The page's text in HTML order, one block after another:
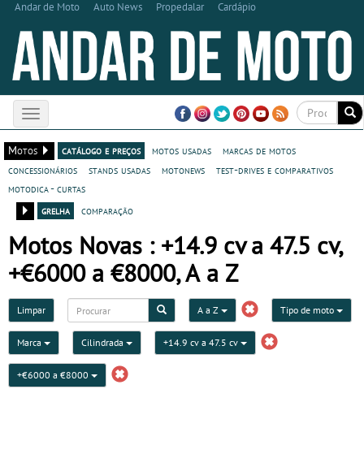
Andar de Moto Auto News Propedalar Cardápio
Toggle
navigation
Motos
catálogo e preços motos usadas
marcas de motos
concessionários
stands usadas motonews
test-drives e comparativos
motodica - curtas
grelha
comparação
Motos Novas : +14.9 cv a 47.5 cv,
+€6000 a €8000, A a Z
Limpar A a Z Tipo de moto
Marca Cilindrada +14.9 cv a 47.5 cv
+€6000 a €8000